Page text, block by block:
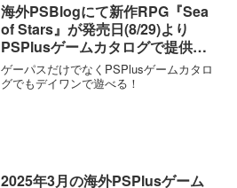
海外PSBlogにて新作RPG『Sea
of Stars』が発売日(8/29)より
PSPlusゲームカタログで提供さ
れることが発表。体験版も配信開
始
ゲーパスだけでなくPSPlusゲームカタロ
グでもデイワンで遊べる！
2025年3月の海外PSPlusゲーム